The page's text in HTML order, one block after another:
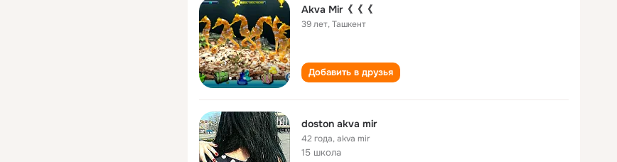
Akva Mir《《《
39 лет,Ташкент
Добавить в друзья
doston akva mir
42 года,akva mir
15 школа